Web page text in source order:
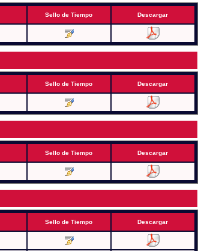
Sello de Tiempo Descargar
Sello de Tiempo Descargar
Sello de Tiempo Descargar
Sello de Tiempo Descargar